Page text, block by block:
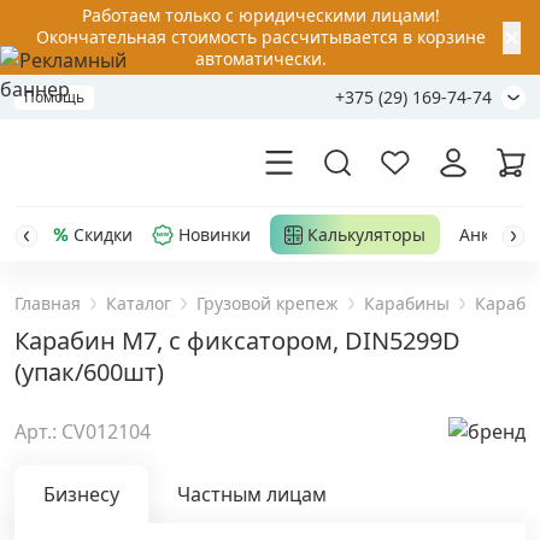
Работаем только с юридическими лицами!
Окончательная стоимость рассчитывается в корзине
автоматически.
Помощь +375 (29) 169-74-74
Акции
Распродажа
Уценка
Анкерная техника
Скидки Новинки Калькуляторы Анкер-
Главная Каталог Грузовой крепеж Карабины
Карабин М7, с фиксатором, DIN5299D
(упак/600шт)
Арт.: CV012104
Бизнесу Частным лицам